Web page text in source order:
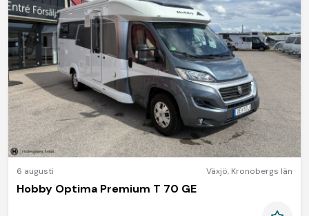
6 augusti Växjö, Kronobergs län
Hobby Optima Premium T 70 GE